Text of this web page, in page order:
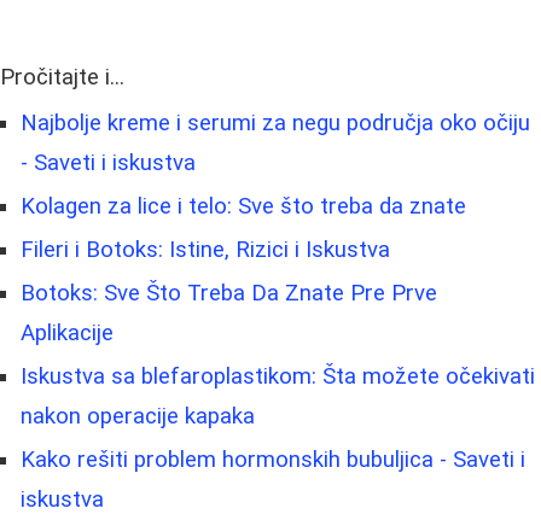
Pročitajte i...
Najbolje kreme i serumi za negu područja oko očiju
- Saveti i iskustva
Kolagen za lice i telo: Sve što treba da znate
Fileri i Botoks: Istine, Rizici i Iskustva
Botoks: Sve Što Treba Da Znate Pre Prve
Aplikacije
Iskustva sa blefaroplastikom: Šta možete očekivati
nakon operacije kapaka
Kako rešiti problem hormonskih bubuljica - Saveti i
iskustva